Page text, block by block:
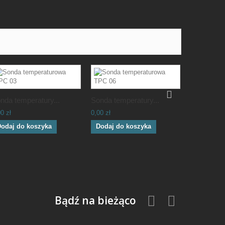
zł
do koszyka
0,00 zł
Dodaj do koszyka
Bądź na bieżąco